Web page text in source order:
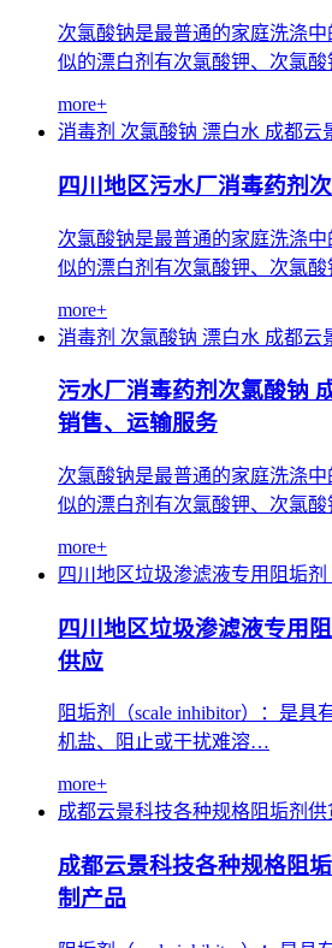
次氯酸钠是最普通的家庭洗涤
似的漂白剂有次氯酸钾、次氯
more+
消毒剂 次氯酸钠 漂白水 成都云
四川地区污水厂消毒药剂
次氯酸钠是最普通的家庭洗涤
似的漂白剂有次氯酸钾、次氯
more+
消毒剂 次氯酸钠 漂白水 成都云
污水厂消毒药剂次氯酸钠
销售、运输服务
次氯酸钠是最普通的家庭洗涤
似的漂白剂有次氯酸钾、次氯
more+
四川地区垃圾渗滤液专用阻垢剂
四川地区垃圾渗滤液专用
供应
阻垢剂（scale inhibitor）：是
机盐、阻止或干扰难溶…
more+
成都云景科技各种规格阻垢剂供
成都云景科技各种规格阻
制产品